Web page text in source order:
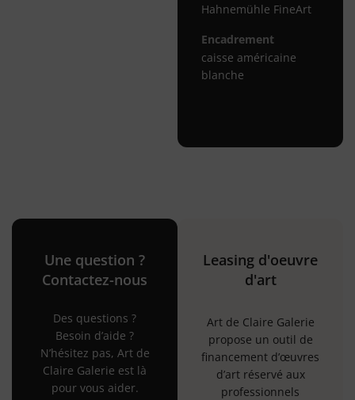
Hahnemühle FineArt
Encadrement
caisse américaine
blanche
Une question ?
Contactez-nous
Des questions ?
Besoin d’aide ?
N’hésitez pas, Art de
Claire Galerie est là
pour vous aider.
Leasing d'oeuvre
d'art
Art de Claire Galerie
propose un outil de
financement d’œuvres
d’art réservé aux
professionnels